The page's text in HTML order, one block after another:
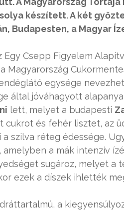
készített. A két
Budapesten, a Magyar
Csepp Figyelem
Magyarország
egysége
által jóváhagyott
lett, melyet a budapesti
és fehér lisztet, az
szilva réteg édessége.
amelyben a mák intenzív
sugároz, melyet a
ezek a díszek ihlették
a